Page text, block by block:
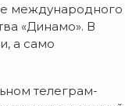
международного
«Динамо». В
а само
телеграм-